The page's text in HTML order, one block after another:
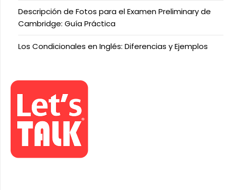
Descripción de Fotos para el Examen Preliminary de
Cambridge: Guía Práctica
Los Condicionales en Inglés: Diferencias y Ejemplos